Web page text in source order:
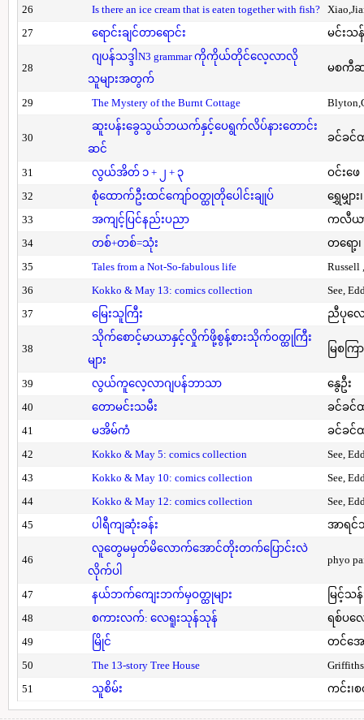
26
Is there an ice cream that is eaten together with fish?
27
ရောင်းချင်တာရောင်း မင်းသ
28
ဂျပန်သဒ္ဒါN3 grammar ကိုကိုယ်တိုင်လေ့လာလို
သူများအတွက်
မစကီ
29 The Mystery of the Burnt Cottage
30
ဆူးပန်းခွေသွယ်ဘယက်နှင့်ပေရွက်လိပ်နားတောင်း
ဆင်
ခင်ခင်
31 လွယ်အိတ် ၁ + ၂ + ၃
ဝင်းဖေ
32
စုံထောက်ဦးထင်ကျော်ဝတ္ထုတိုပေါင်းချုပ်
ရွှေမျှား
33
အကျင့်ပြင်နည်းပညာ
ကလီယာ
34
တစ်+တစ်=သုံး
တရော့၊
35
Tales from a Not-So-fabulous life
Russell
36
Kokko & May 13: comics collection
See,
37
မြေးသူကြီး ညီပုလေ
38
သိုက်စောင့်မာယာနှင့်လှိုက်ဖို့စွန့်စားသိုက်ဝတ္ထုကြီး
များ
မြစကြာ
39 လွယ်ကူလေ့လာဂျပန်ဘာသာ
နွေဦး
40
တောမင်းသမီး
ခင်ခင်
41
မအိမ်ကံ
ခင်ခင်
42
Kokko & May 5: comics collection
See,
43
Kokko & May 10: comics collection
See,
44
Kokko & May 12: comics collection
See,
45
ပါရီကျဆုံးခန်း အာရင်
46
လူတွေမမှတ်မိလောက်အောင်တိုးတက်ပြောင်းလဲ
လိုက်ပါ
phyo
47 နယ်ဘက်ကျေးဘက်မှဝတ္ထုများ
မြင့်သန်
48
စကားလက်: လေရူးသုန်သုန်
ရစ်ပလ
49
မြိုင်
တင်အေ
50
The 13-story Tree House
51
သူစိမ်း ကင်း၊